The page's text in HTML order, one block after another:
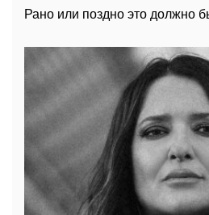
Рано или поздно это должно